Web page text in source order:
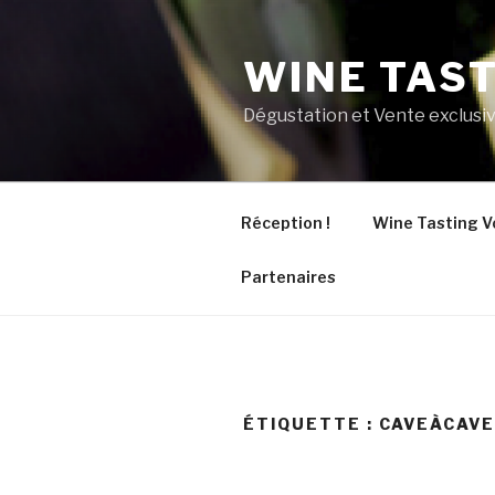
WINE
Dégustation et Vente
Réception ! Wine Tasting
Partenaires
ÉTIQUETTE : CAVEÀCAVE